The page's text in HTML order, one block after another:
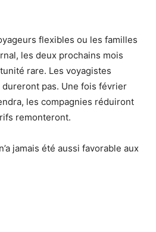
flexibles ou les familles
les deux prochains mois
rare. Les voyagistes
dureront pas. Une fois février
les compagnies réduiront
remonteront.
jamais été aussi favorable aux